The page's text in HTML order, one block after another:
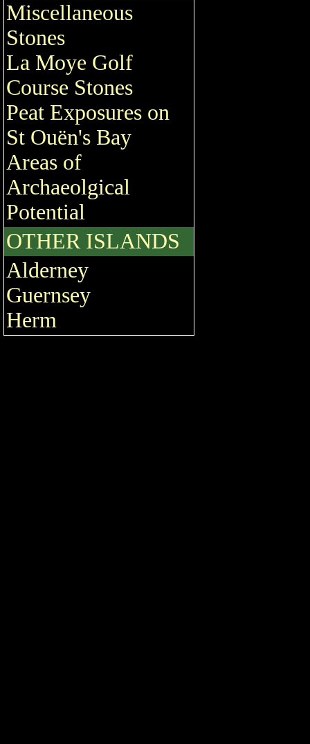
Miscellaneous
Stones
La Moye Golf
Course Stones
Peat Exposures on
St Ouën's Bay
Areas of
Archaeolgical
Potential
OTHER ISLANDS
Alderney
Guernsey
Herm